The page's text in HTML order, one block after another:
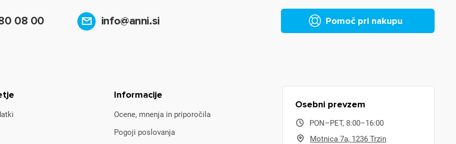
08 00 info@anni.si Pomoč pri nakupu
Informacije
Ocene, mnenja in priporočila
Pogoji poslovanja
Osebni prevzem
PON–PET, 8:00–16:00
Motnica 7a, 1236 Trzin